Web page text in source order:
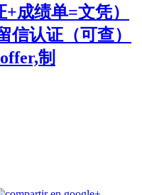
成绩单=文凭）
信认证（可查）
制